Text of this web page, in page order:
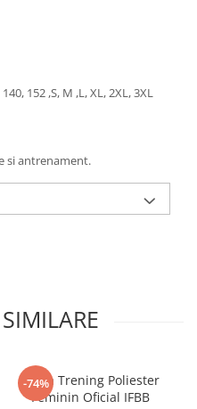
152 ,S, M ,L, XL, 2XL, 3XL
si antrenament.
-74%
Bluza Trening Poliester
Feminin Oficial IFBB